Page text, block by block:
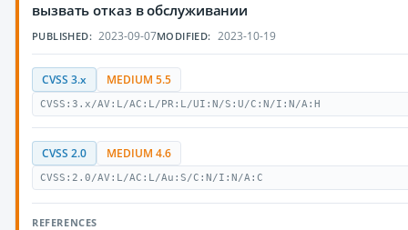
вызвать отказ в обслуживании
PUBLISHED: 2023-09-07MODIFIED: 2023-10-19
CVSS 3.x MEDIUM 5.5
CVSS:3.x/AV:L/AC:L/PR:L/UI:N/S:U/C:N/I:N/A:H
CVSS 2.0 MEDIUM 4.6
CVSS:2.0/AV:L/AC:L/Au:S/C:N/I:N/A:C
REFERENCES